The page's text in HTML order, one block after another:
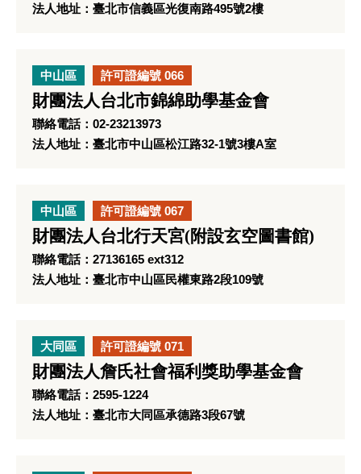
法人地址：臺北市信義區光復南路495號2樓
中山區 許可證編號 066
財團法人台北市錦綿助學基金會
聯絡電話：02-23213973
法人地址：臺北市中山區松江路32-1號3樓A室
中山區 許可證編號 067
財團法人台北行天宮(附設玄空圖書館)
聯絡電話：27136165 ext312
法人地址：臺北市中山區民權東路2段109號
大同區 許可證編號 071
財團法人詹氏社會福利獎助學基金會
聯絡電話：2595-1224
法人地址：臺北市大同區承德路3段67號